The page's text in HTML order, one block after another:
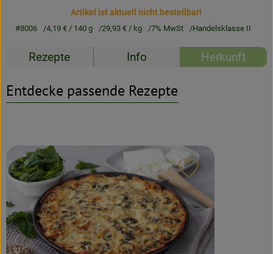
So gehts
Über uns
Rezeptarchiv
Artikel ist aktuell nicht bestellbar!
#8006 4,19 € / 140 g 29,93 € / kg 7% MwSt Handelsklasse II
Rezepte Info Herkunft
Entdecke passende Rezepte
Rezept zu